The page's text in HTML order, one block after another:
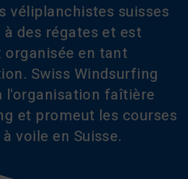
véliplanchistes suisses
des régates et est
organisée en tant
Swiss Windsurfing
l'organisation faîtière
et promeut les courses
voile en Suisse.